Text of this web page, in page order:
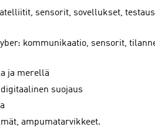
sensorit, sovellukset,
kommunikaatio, sensorit,
ja merellä
suojaus
ampumatarvikkeet.